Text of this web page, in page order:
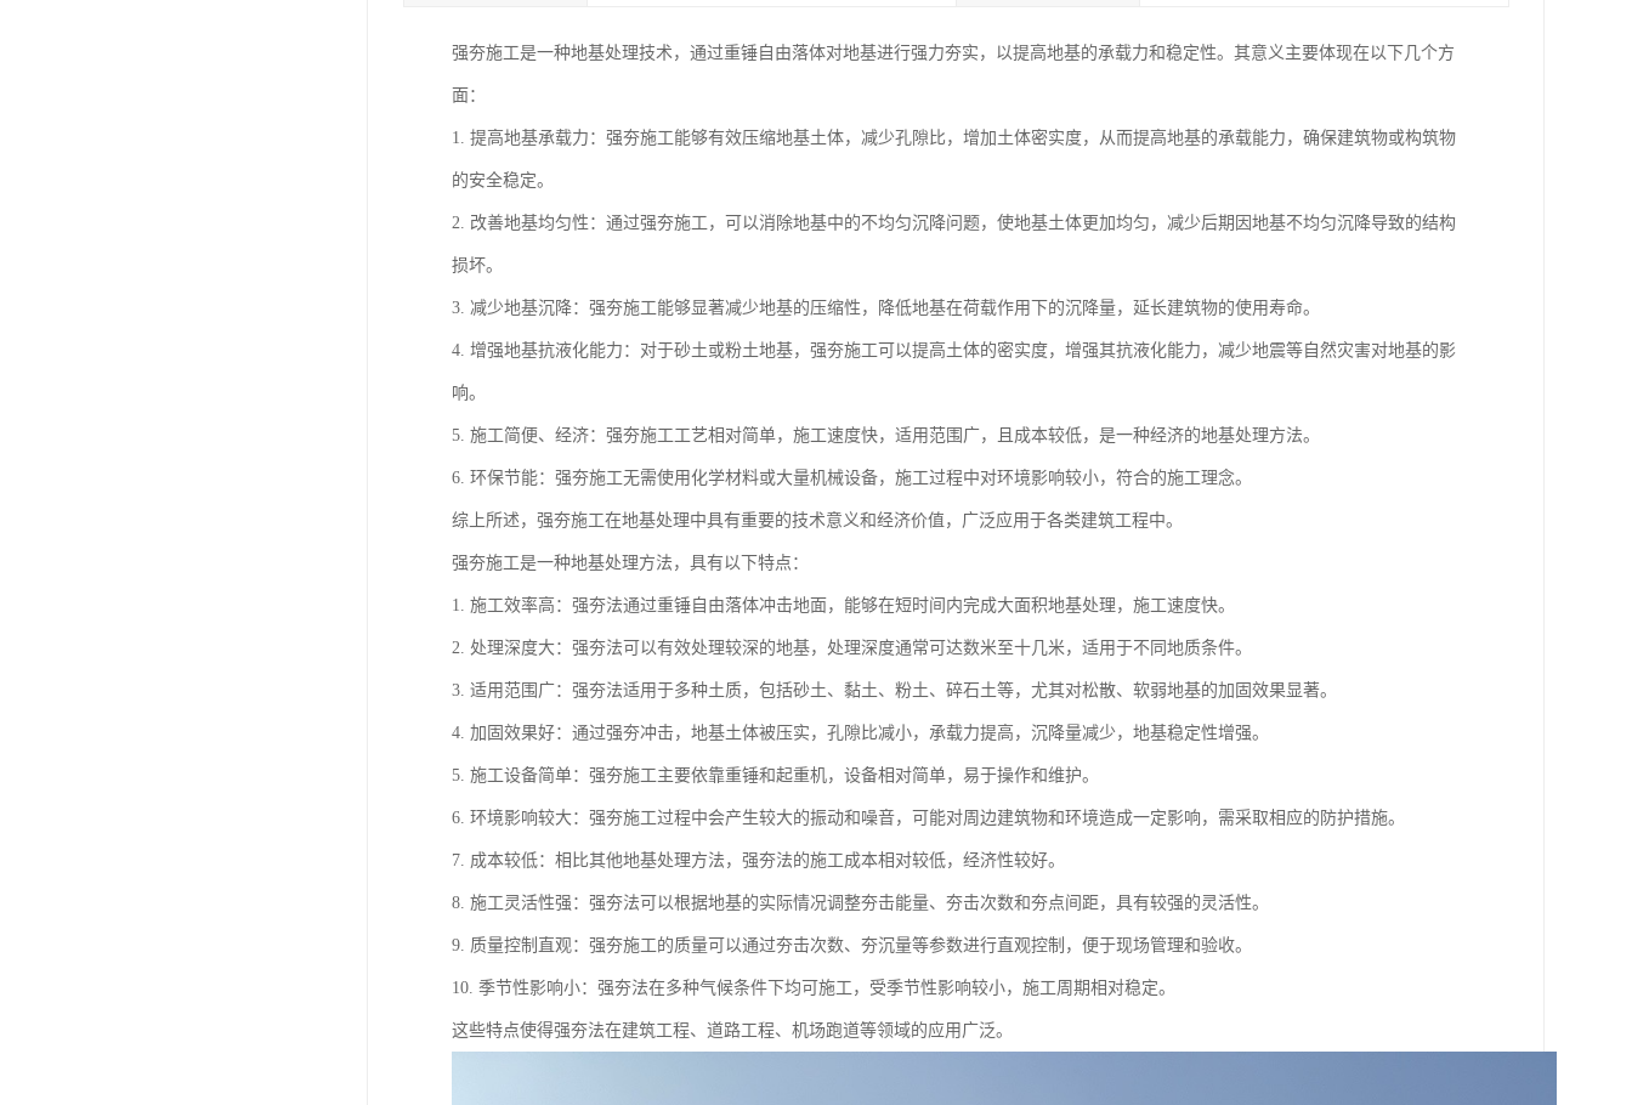
强夯施工是一种地基处理技术，通过重锤自由落体对地基进行强力夯实，以提高地基的承载力和稳定性。其意义主要体现在以下几个方
面：
1. 提高地基承载力：强夯施工能够有效压缩地基土体，减少孔隙比，增加土体密实度，从而提高地基的承载能力，确保建筑物或构筑物
的安全稳定。
2. 改善地基均匀性：通过强夯施工，可以消除地基中的不均匀沉降问题，使地基土体更加均匀，减少后期因地基不均匀沉降导致的结构
损坏。
3. 减少地基沉降：强夯施工能够显著减少地基的压缩性，降低地基在荷载作用下的沉降量，延长建筑物的使用寿命。
4. 增强地基抗液化能力：对于砂土或粉土地基，强夯施工可以提高土体的密实度，增强其抗液化能力，减少地震等自然灾害对地基的影
响。
5. 施工简便、经济：强夯施工工艺相对简单，施工速度快，适用范围广，且成本较低，是一种经济的地基处理方法。
6. 环保节能：强夯施工无需使用化学材料或大量机械设备，施工过程中对环境影响较小，符合的施工理念。
综上所述，强夯施工在地基处理中具有重要的技术意义和经济价值，广泛应用于各类建筑工程中。
强夯施工是一种地基处理方法，具有以下特点：
1. 施工效率高：强夯法通过重锤自由落体冲击地面，能够在短时间内完成大面积地基处理，施工速度快。
2. 处理深度大：强夯法可以有效处理较深的地基，处理深度通常可达数米至十几米，适用于不同地质条件。
3. 适用范围广：强夯法适用于多种土质，包括砂土、黏土、粉土、碎石土等，尤其对松散、软弱地基的加固效果显著。
4. 加固效果好：通过强夯冲击，地基土体被压实，孔隙比减小，承载力提高，沉降量减少，地基稳定性增强。
5. 施工设备简单：强夯施工主要依靠重锤和起重机，设备相对简单，易于操作和维护。
6. 环境影响较大：强夯施工过程中会产生较大的振动和噪音，可能对周边建筑物和环境造成一定影响，需采取相应的防护措施。
7. 成本较低：相比其他地基处理方法，强夯法的施工成本相对较低，经济性较好。
8. 施工灵活性强：强夯法可以根据地基的实际情况调整夯击能量、夯击次数和夯点间距，具有较强的灵活性。
9. 质量控制直观：强夯施工的质量可以通过夯击次数、夯沉量等参数进行直观控制，便于现场管理和验收。
10. 季节性影响小：强夯法在多种气候条件下均可施工，受季节性影响较小，施工周期相对稳定。
这些特点使得强夯法在建筑工程、道路工程、机场跑道等领域的应用广泛。